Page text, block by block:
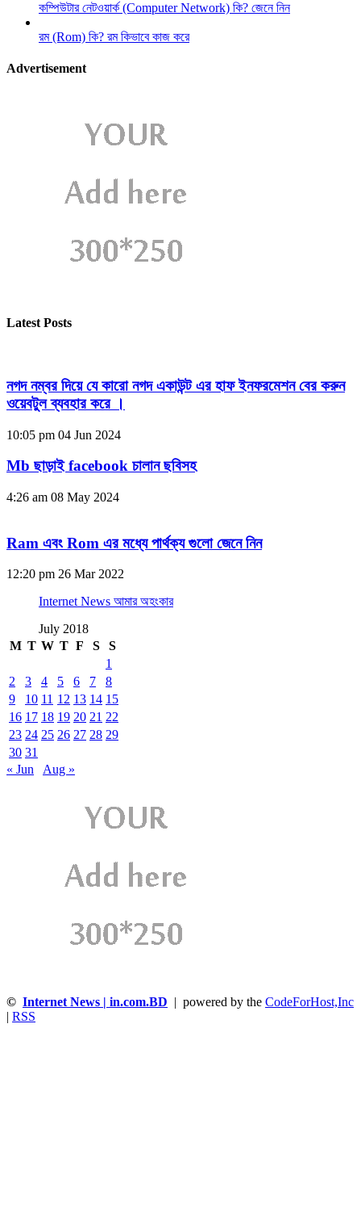
কম্পিউটার নেটওয়ার্ক (Computer Network) কি? জেনে নিন
রম (Rom) কি? রম কিভাবে কাজ করে
Advertisement
Latest Posts
নগদ নম্বর দিয়ে যে কারো নগদ একাউন্ট এর হাফ ইনফরমেশন বের করুন
ওয়েবটুল ব্যবহার করে ।
10:05 pm 04 Jun 2024
Mb ছাড়াই facebook চালান ছবিসহ
4:26 am 08 May 2024
Ram এবং Rom এর মধ্যে পার্থক্য গুলো জেনে নিন
12:20 pm 26 Mar 2022
Internet News আমার অহংকার
July 2018
M T W T F S
S
1
2
3 4 5 6 7
8
9
10 11 12 13 14 15
16 17 18 19 20 21 22
23 24 25 26 27 28 29
30 31
« Jun
Aug »
© Internet News | in.com.BD | powered by the CodeForHost,Inc
RSS